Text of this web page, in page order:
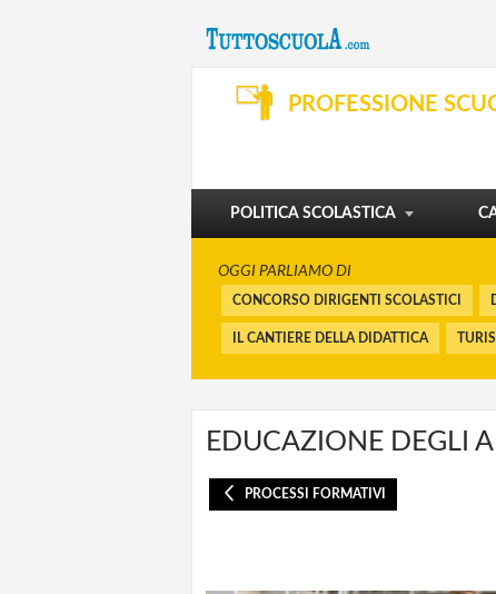
PROFESSIONE
POLITICA SCOLASTICA
SVILUPPO PROFESSIONALE
ORGANIZZAZIONE E SERVIZI
OGGI PARLIAMO DI
CONCORSO DIRIGENTI SCOLASTICI
IL CANTIERE DELLA DIDATTICA
EDUCAZIONE DEGLI
PROCESSI FORMATIVI